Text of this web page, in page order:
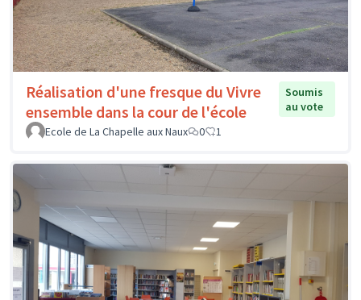
Réalisation d'une fresque du Vivre
ensemble dans la cour de l'école
Soumis
au vote
Ecole de La Chapelle aux Naux
0 1